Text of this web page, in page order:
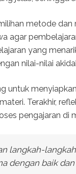
metode dan
agar
yang
nilai-nilai
untuk
Terakhir,
pengajaran di
langkah-
dengan baik